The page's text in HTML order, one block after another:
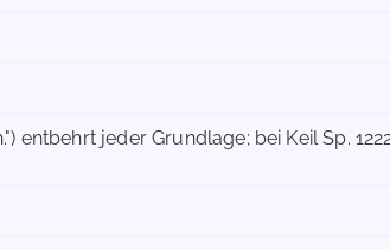
entbehrt jeder Grundlage; bei Keil Sp.